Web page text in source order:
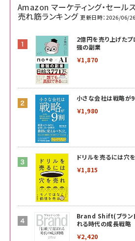
Amazon マーケティング・セール
売れ筋ランキング 更新日時：2026/06/
2億円を売り上げた
強の副業
￥1,870
小さな会社は戦略が
￥1,980
ドリルを売るには穴
￥1,815
Brand Shift(ブランド
れる時代の成長戦略
￥2,420